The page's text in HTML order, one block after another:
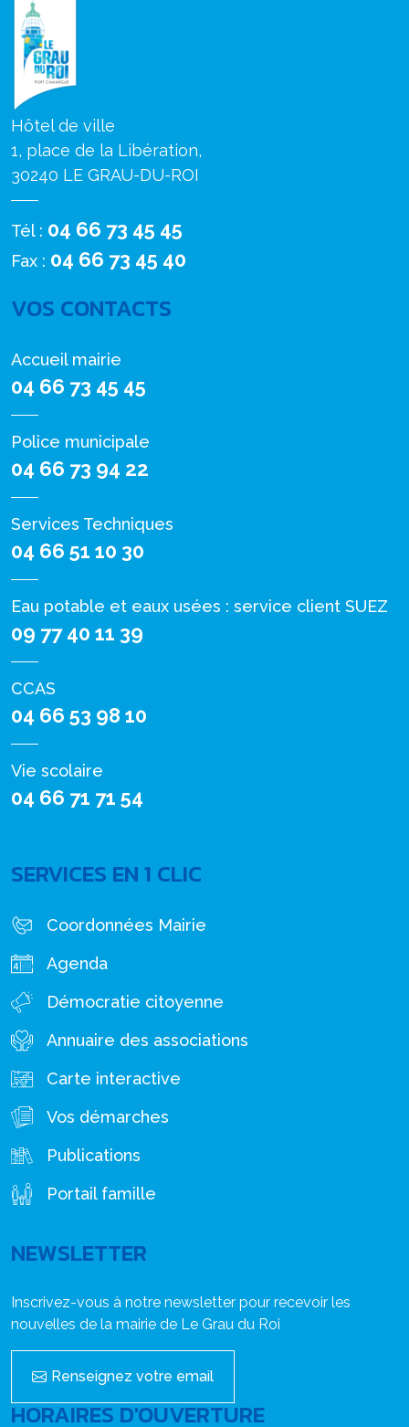
Hôtel de ville
1, place de la Libération,
30240 LE GRAU-DU-ROI
Tél : 04 66 73 45 45
Fax : 04 66 73 45 40
VOS CONTACTS
Accueil mairie
04 66 73 45 45
Police municipale
04 66 73 94 22
Services Techniques
04 66 51 10 30
Eau potable et eaux usées : service client SUEZ
09 77 40 11 39
CCAS
04 66 53 98 10
Vie scolaire
04 66 71 71 54
SERVICES EN 1 CLIC
Coordonnées Mairie
Agenda
Démocratie citoyenne
Annuaire des associations
Carte interactive
Vos démarches
Publications
Portail famille
NEWSLETTER
Inscrivez-vous à notre newsletter pour recevoir les
nouvelles de la mairie de Le Grau du Roi
Renseignez votre email
HORAIRES D'OUVERTURE